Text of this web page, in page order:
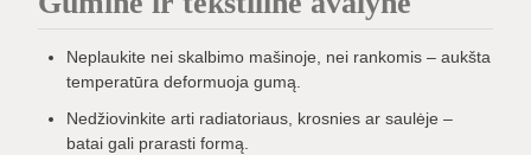
Neplaukite nei skalbimo mašinoje, nei rankomis – aukšta
temperatūra deformuoja gumą.
Nedžiovinkite arti radiatoriaus, krosnies ar saulėje –
batai gali prarasti formą.